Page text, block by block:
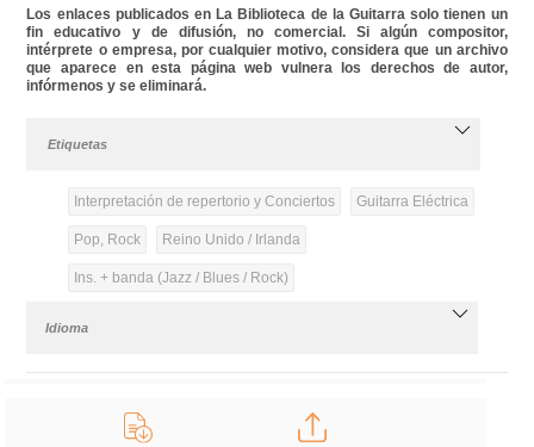
Los enlaces publicados en La Biblioteca de la Guitarra solo tienen un
fin educativo y de difusión, no comercial. Si algún compositor,
intérprete o empresa, por cualquier motivo, considera que un archivo
que aparece en esta página web vulnera los derechos de autor,
infórmenos y se eliminará.
Etiquetas
Interpretación de repertorio y Conciertos Guitarra Eléctrica
Pop, Rock Reino Unido / Irlanda
Ins. + banda (Jazz / Blues / Rock)
Idioma